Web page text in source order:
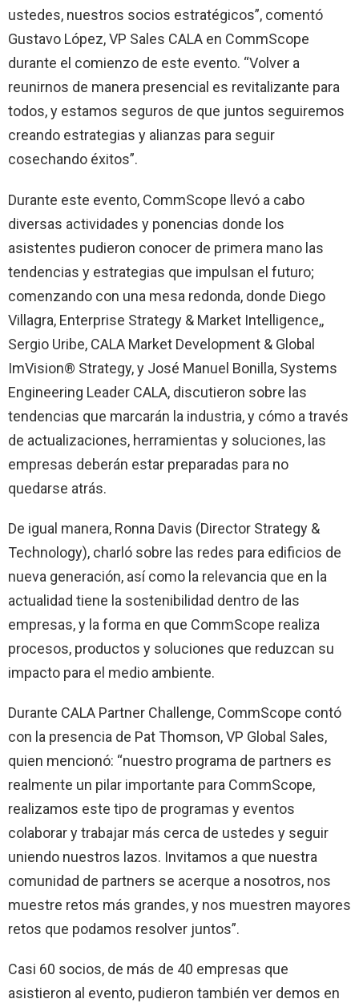
ustedes, nuestros socios estratégicos”, comentó
Gustavo López, VP Sales CALA en CommScope
durante el comienzo de este evento. “Volver a
reunirnos de manera presencial es revitalizante para
todos, y estamos seguros de que juntos seguiremos
creando estrategias y alianzas para seguir
cosechando éxitos”.
Durante este evento, CommScope llevó a cabo
diversas actividades y ponencias donde los
asistentes pudieron conocer de primera mano las
tendencias y estrategias que impulsan el futuro;
comenzando con una mesa redonda, donde Diego
Villagra, Enterprise Strategy & Market Intelligence,,
Sergio Uribe, CALA Market Development & Global
ImVision® Strategy, y José Manuel Bonilla, Systems
Engineering Leader CALA, discutieron sobre las
tendencias que marcarán la industria, y cómo a través
de actualizaciones, herramientas y soluciones, las
empresas deberán estar preparadas para no
quedarse atrás.
De igual manera, Ronna Davis (Director Strategy &
Technology), charló sobre las redes para edificios de
nueva generación, así como la relevancia que en la
actualidad tiene la sostenibilidad dentro de las
empresas, y la forma en que CommScope realiza
procesos, productos y soluciones que reduzcan su
impacto para el medio ambiente.
Durante CALA Partner Challenge, CommScope contó
con la presencia de Pat Thomson, VP Global Sales,
quien mencionó: “nuestro programa de partners es
realmente un pilar importante para CommScope,
realizamos este tipo de programas y eventos
colaborar y trabajar más cerca de ustedes y seguir
uniendo nuestros lazos. Invitamos a que nuestra
comunidad de partners se acerque a nosotros, nos
muestre retos más grandes, y nos muestren mayores
retos que podamos resolver juntos”.
Casi 60 socios, de más de 40 empresas que
asistieron al evento, pudieron también ver demos en